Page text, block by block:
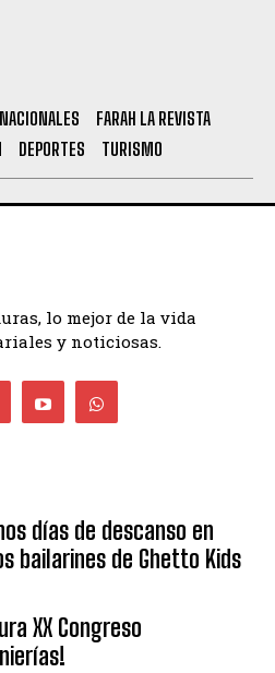
FARAH LA REVISTA
DEPORTES TURISMO
lo mejor de la vida
y noticiosas.
días de descanso en
bailarines de Ghetto Kids
XX Congreso